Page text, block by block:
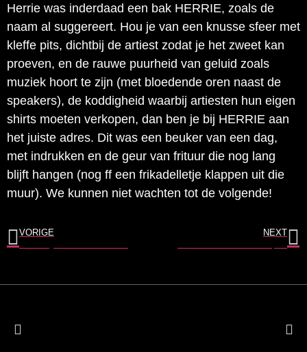
Herrie was inderdaad een bak HERRIE, zoals de
naam al suggereert. Hou je van een knusse sfeer met
kleffe pits, dichtbij de artiest zodat je het zweet kan
proeven, en de rauwe puurheid van geluid zoals
muziek hoort te zijn (met bloedende oren naast de
speakers), de koddigheid waarbij artiesten hun eigen
shirts moeten verkopen, dan ben je bij HERRIE aan
het juiste adres. Dit was een beuker van een dag,
met indrukken en de geur van frituur die nog lang
blijft hangen (nog ff een frikadelletje klappen uit die
muur). We kunnen niet wachten tot de volgende!
VORIGE NEXT